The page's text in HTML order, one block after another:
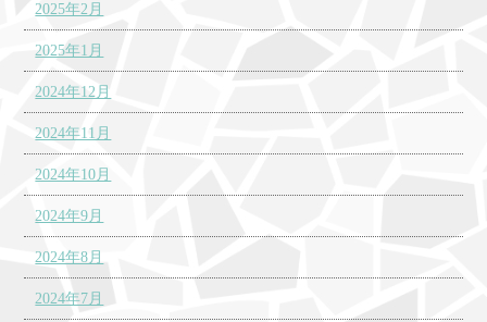
2025年2月
2025年1月
2024年12月
2024年11月
2024年10月
2024年9月
2024年8月
2024年7月